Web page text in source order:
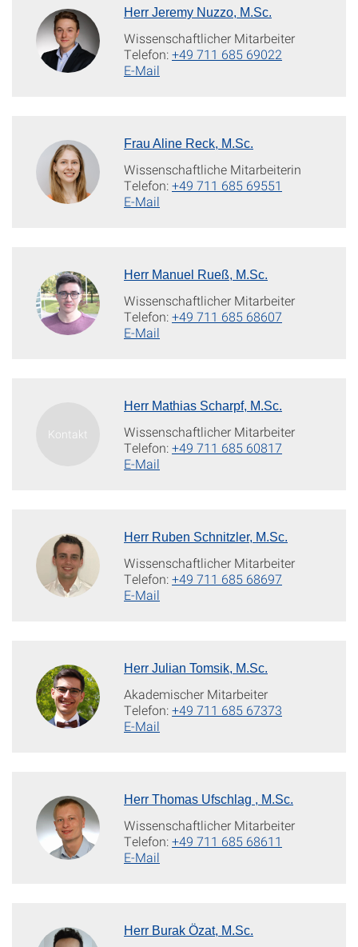
Herr Jeremy Nuzzo, M.Sc.
Wissenschaftlicher Mitarbeiter
Telefon:+49 711 685 69022
E-Mail
Frau Aline Reck, M.Sc.
Wissenschaftliche Mitarbeiterin
Telefon:+49 711 685 69551
E-Mail
Herr Manuel Rueß, M.Sc.
Wissenschaftlicher Mitarbeiter
Telefon:+49 711 685 68607
E-Mail
Herr Mathias Scharpf, M.Sc.
Wissenschaftlicher Mitarbeiter
Telefon:+49 711 685 60817
E-Mail
Herr Ruben Schnitzler, M.Sc.
Wissenschaftlicher Mitarbeiter
Telefon:+49 711 685 68697
E-Mail
Herr Julian Tomsik, M.Sc.
Akademischer Mitarbeiter
Telefon:+49 711 685 67373
E-Mail
Herr Thomas Ufschlag , M.Sc.
Wissenschaftlicher Mitarbeiter
Telefon:+49 711 685 68611
E-Mail
Herr Burak Özat, M.Sc.